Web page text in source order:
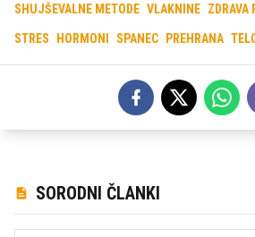
SHUJŠEVALNE METODE VLAKNINE ZDRAVA
STRES HORMONI SPANEC PREHRANA
SORODNI ČLANKI